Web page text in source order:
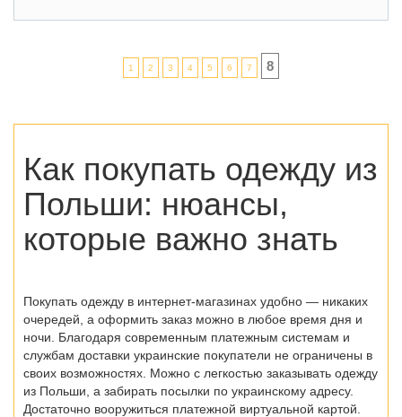
1 2 3 4 5 6 7 8
Как покупать одежду из
Польши: нюансы,
которые важно знать
Покупать одежду в интернет-магазинах удобно — никаких
очередей, а оформить заказ можно в любое время дня и
ночи. Благодаря современным платежным системам и
службам доставки украинские покупатели не ограничены в
своих возможностях. Можно с легкостью заказывать одежду
из Польши , а забирать посылки по украинскому адресу.
Достаточно вооружиться платежной виртуальной картой.